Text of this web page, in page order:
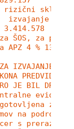
rizični sklad,
izvajanje
3.414.578
ŠOS, za
4 %
IZVAJANJE
PREDVIDEVA
JE BIL
za
na
s